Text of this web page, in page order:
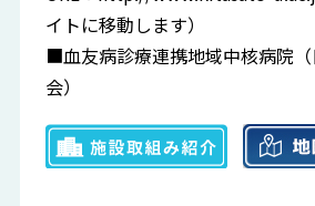
イトに移動します）
■血友病診療連携地域中核病院
会）